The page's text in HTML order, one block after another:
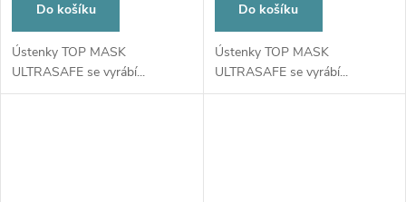
Do košíku
Ústenky TOP MASK
ULTRASAFE se vyrábí...
Do košíku
Ústenky TOP MASK
ULTRASAFE se vyrábí...